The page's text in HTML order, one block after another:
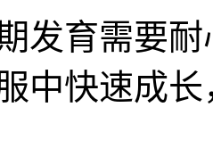
发育需要
中快速成